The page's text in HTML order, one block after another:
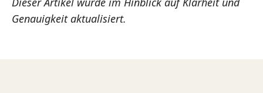
Genauigkeit aktualisiert.